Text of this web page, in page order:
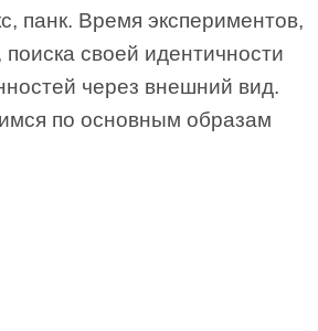
панк. Время экспериментов,
своей идентичности
через внешний вид.
по основным образам